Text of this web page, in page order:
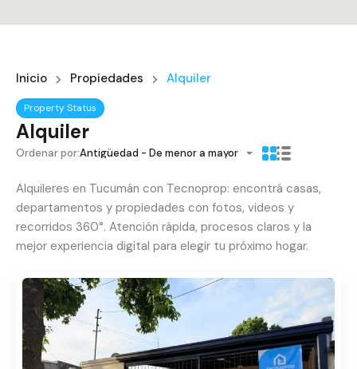
Inicio Propiedades Alquiler
Property Status
Alquiler
Ordenar por:Antigüedad - De menor a mayor
Alquileres en Tucumán con Tecnoprop: encontrá casas,
departamentos y propiedades con fotos, videos y
recorridos 360°. Atención rápida, procesos claros y la
mejor experiencia digital para elegir tu próximo hogar.